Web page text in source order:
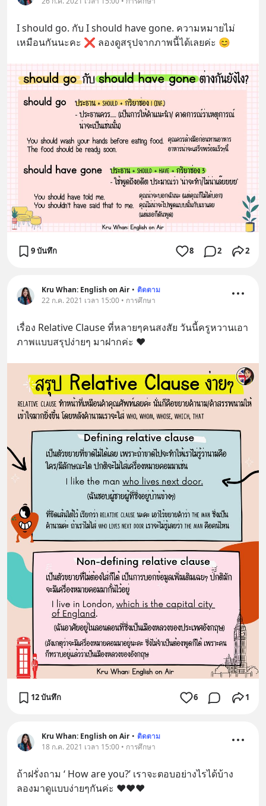
I should go. กับ I should have gone. ความหมายไม่
เหมือนกันนะคะ ❌ ลองดูสรุปจากภาพนี้ได้เลยค่ะ 😊
9 บันทึก 8 2 2
Kru Whan: English on Air • ติดตาม
22 ก.ค. 2021 เวลา 15:00 • การศึกษา
เรื่อง Relative Clause ที่หลายๆคนสงสัย วันนี้ครูหวานเอา
ภาพแบบสรุปง่ายๆ มาฝากค่ะ ❤️
12 บันทึก 6 1
Kru Whan: English on Air • ติดตาม
18 ก.ค. 2021 เวลา 15:00 • การศึกษา
ถ้าฝรั่งถาม ‘ How are you?’ เราจะตอบอย่างไรได้บ้าง
ลองมาดูแบบง่ายๆกันค่ะ ❤️❤️❤️